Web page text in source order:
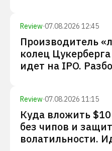
Review·07.08.2026 12:45
Производитель
колец
идет на IPO.
Review·07.08.2026 11:15
Куда вложить
без чипов и
волатильности.